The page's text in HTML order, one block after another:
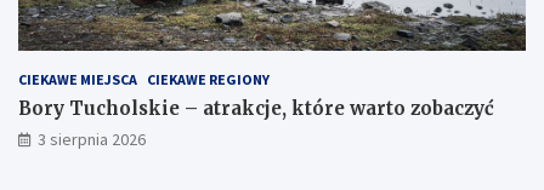
CIEKAWE MIEJSCA CIEKAWE REGIONY
Bory Tucholskie – atrakcje, które warto zobaczyć
3 sierpnia 2026